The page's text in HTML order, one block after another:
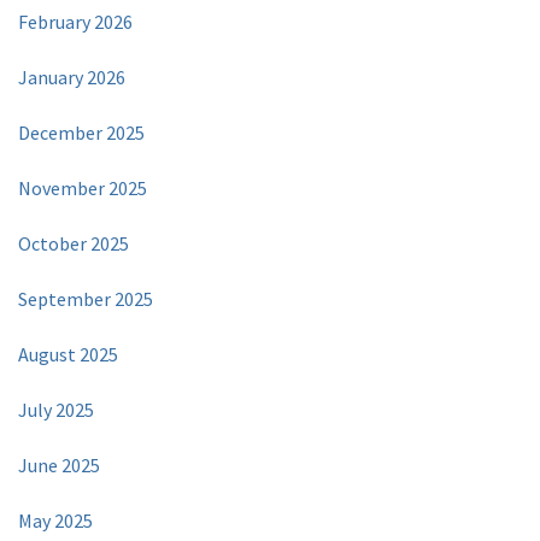
February 2026
January 2026
December 2025
November 2025
October 2025
September 2025
August 2025
July 2025
June 2025
May 2025